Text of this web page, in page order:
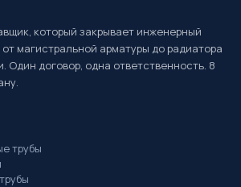
который закрывает инженерный
магистральной арматуры до радиатора
Один договор, одна ответственность. 8
трубы